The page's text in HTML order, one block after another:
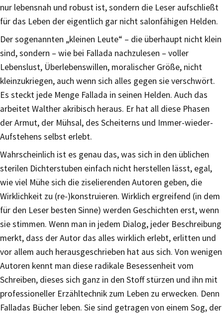
nur lebensnah und robust ist, sondern die Leser aufschließt
für das Leben der eigentlich gar nicht salonfähigen Helden.
Der sogenannten „kleinen Leute“ – die überhaupt nicht klein
sind, sondern – wie bei Fallada nachzulesen – voller
Lebenslust, Überlebenswillen, moralischer Größe, nicht
kleinzukriegen, auch wenn sich alles gegen sie verschwört.
Es steckt jede Menge Fallada in seinen Helden. Auch das
arbeitet Walther akribisch heraus. Er hat all diese Phasen
der Armut, der Mühsal, des Scheiterns und Immer-wieder-
Aufstehens selbst erlebt.
Wahrscheinlich ist es genau das, was sich in den üblichen
sterilen Dichterstuben einfach nicht herstellen lässt, egal,
wie viel Mühe sich die ziselierenden Autoren geben, die
Wirklichkeit zu (re-)konstruieren. Wirklich ergreifend (in dem
für den Leser besten Sinne) werden Geschichten erst, wenn
sie stimmen. Wenn man in jedem Dialog, jeder Beschreibung
merkt, dass der Autor das alles wirklich erlebt, erlitten und
vor allem auch herausgeschrieben hat aus sich. Von wenigen
Autoren kennt man diese radikale Besessenheit vom
Schreiben, dieses sich ganz in den Stoff stürzen und ihn mit
professioneller Erzähltechnik zum Leben zu erwecken. Denn
Falladas Bücher leben. Sie sind getragen von einem Sog, der